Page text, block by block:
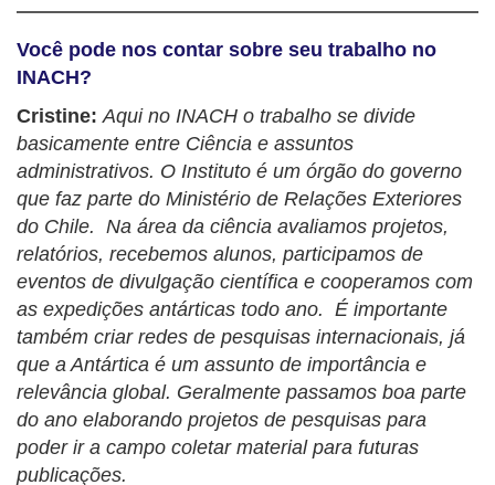
Você pode nos contar sobre seu trabalho no
INACH?
Cristine: Aqui no INACH o trabalho se divide
basicamente entre Ciência e assuntos
administrativos. O Instituto é um órgão do governo
que faz parte do Ministério de Relações Exteriores
do Chile. Na área da ciência avaliamos projetos,
relatórios, recebemos alunos, participamos de
eventos de divulgação científica e cooperamos com
as expedições antárticas todo ano. É importante
também criar redes de pesquisas internacionais, já
que a Antártica é um assunto de importância e
relevância global. Geralmente passamos boa parte
do ano elaborando projetos de pesquisas para
poder ir a campo coletar material para futuras
publicações.